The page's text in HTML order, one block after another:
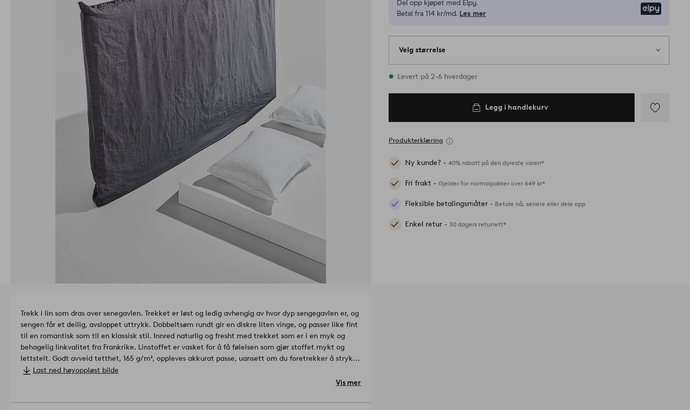
Del opp kjøpet med Elpy.
Betal fra 114 kr/md. Les mer
Velg størrelse
Alle størrelser finnes på lager
Levert på 2-6 hverdager
Legg i handlekurv
Produkterklæring
Ny kunde? -40% rabatt på den dyreste varen*
Fri frakt -Gjelder for normalpakker over 649 kr*
Fleksible betalingsmåter - Betale nå, senere eller dele opp
Enkel retur -30 dagers returrett*
Trekk i lin som dras over senegavlen. Trekket er løst og ledig avhengig av hvor dyp sengegavlen er, og
sengen får et deilig, avslappet uttrykk. Dobbeltsøm rundt gir en diskre liten vinge, og passer like fint
til en romantisk som til en klassisk stil. Innred naturlig og fresht med trekket som er i en myk og
behagelig linkvalitet fra Frankrike. Linstoffet er vasket for å få følelsen som gjør stoffet mykt og
lettstelt. Godt avveid tetthet, 165 g/m², oppleves akkurat passe, uansett om du foretrekker å stryke
eller ha det deilig ustrøket.Kompletter gjerne med Peg fôr til sengegavltrekk, for å nøytralisere
fargen på sengegavlen eller skjule dypt heftede knapper og quilteffekter. Peg er perfekt hvis du
størrelse:
Last ned høyoppløst bilde
Vis mer